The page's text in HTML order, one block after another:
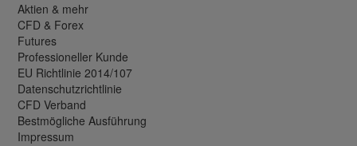
Aktien & mehr
CFD & Forex
Futures
Professioneller Kunde
EU Richtlinie 2014/107
Datenschutzrichtlinie
CFD Verband
Bestmögliche Ausführung
Impressum